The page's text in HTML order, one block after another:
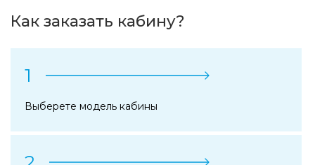
Как заказать кабину?
1
Выберете модель кабины